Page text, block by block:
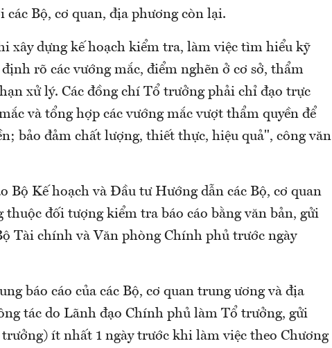
Bộ, cơ quan, địa phương còn lại.
xây dựng kế hoạch kiểm tra, làm việc tìm hiểu kỹ
rõ các vướng mắc, điểm nghẽn ở cơ sở, thẩm
xử lý. Các đồng chí Tổ trưởng phải chỉ đạo trực
và tổng hợp các vướng mắc vượt thẩm quyền để
bảo đảm chất lượng, thiết thực, hiệu quả", công văn
Bộ Kế hoạch và Đầu tư Hướng dẫn các Bộ, cơ quan
thuộc đối tượng kiểm tra báo cáo bằng văn bản, gửi
Tài chính và Văn phòng Chính phủ trước ngày
báo cáo của các Bộ, cơ quan trung ương và địa
tác do Lãnh đạo Chính phủ làm Tổ trưởng, gửi
ít nhất 1 ngày trước khi làm việc theo Chương